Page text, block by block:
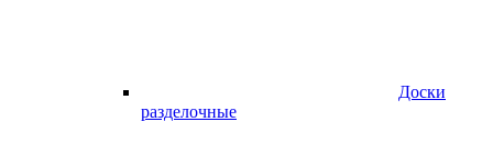
Доски
разделочные